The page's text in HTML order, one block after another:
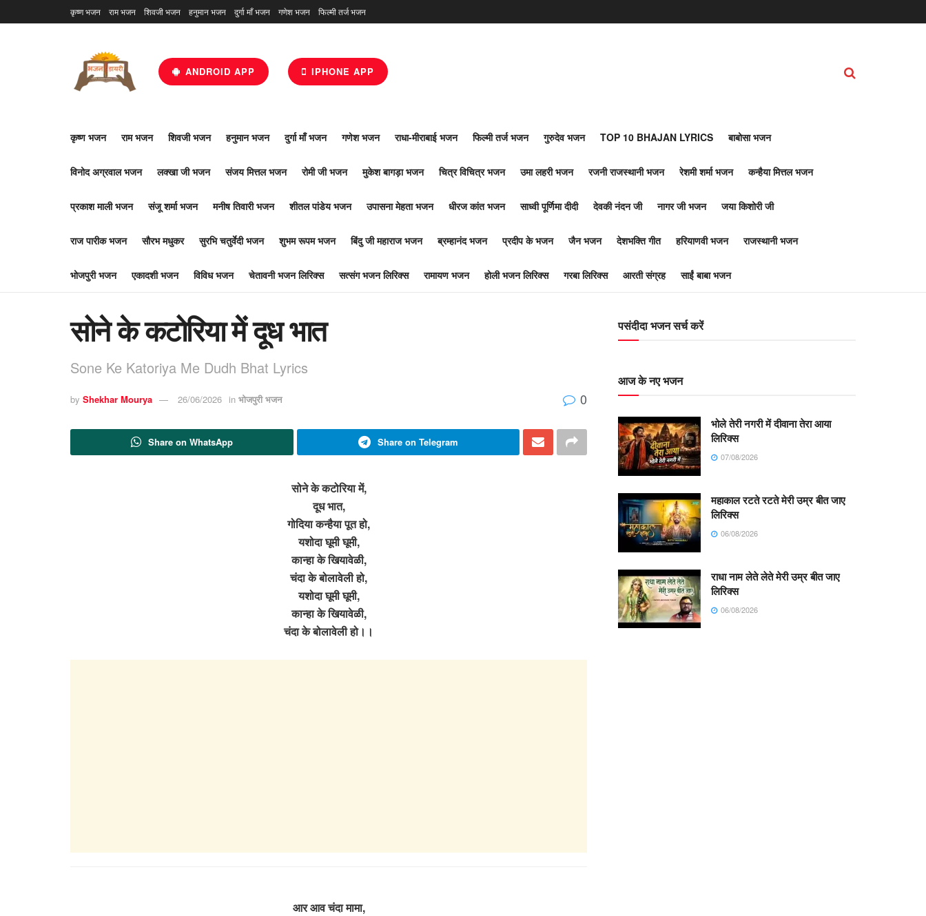
कृष्ण भजन राम भजन शिवजी भजन हनुमान भजन दुर्गा माँ भजन गणेश भजन फिल्मी तर्ज भजन
ANDROID APP IPHONE APP
कृष्ण भजन राम भजन शिवजी भजन हनुमान भजन दुर्गा माँ भजन गणेश भजन राधा-मीराबाई भजन फिल्मी तर्ज भजन गुरुदेव भजन TOP 10 BHAJAN LYRICS बाबोसा भजन
विनोद अग्रवाल भजन लक्खा जी भजन संजय मित्तल भजन रोमी जी भजन मुकेश बागड़ा भजन चित्र विचित्र भजन उमा लहरी भजन रजनी राजस्थानी भजन रेशमी शर्मा भजन कन्हैया मित्तल भजन
प्रकाश माली भजन संजू शर्मा भजन मनीष तिवारी भजन शीतल पांडेय भजन उपासना मेहता भजन धीरज कांत भजन साध्वी पूर्णिमा दीदी देवकी नंदन जी नागर जी भजन जया किशोरी जी
राज पारीक भजन सौरभ मधुकर सुरभि चतुर्वेदी भजन शुभम रूपम भजन बिंदु जी महाराज भजन ब्रम्हानंद भजन प्रदीप के भजन जैन भजन देशभक्ति गीत हरियाणवी भजन राजस्थानी भजन
भोजपुरी भजन एकादशी भजन विविध भजन चेतावनी भजन लिरिक्स सत्संग भजन लिरिक्स रामायण भजन होली भजन लिरिक्स गरबा लिरिक्स आरती संग्रह साईं बाबा भजन
सोने के कटोरिया में दूध भात
Sone Ke Katoriya Me Dudh Bhat Lyrics
by Shekhar Mourya 26/06/2026 in भोजपुरी भजन 0
Share on WhatsApp Share on Telegram
सोने के कटोरिया में,
दूध भात,
गोदिया कन्हैया पूत हो,
यशोदा घूमी घूमी,
कान्हा के खियावेळी,
चंदा के बोलावेली हो,
यशोदा घूमी घूमी,
कान्हा के खियावेळी,
चंदा के बोलावेली हो।।
आर आव चंदा मामा,
पसंदीदा भजन सर्च करें
आज के नए भजन
भोले तेरी नगरी में दीवाना तेरा आया
लिरिक्स
07/08/2026
महाकाल रटते रटते मेरी उम्र बीत जाए
लिरिक्स
06/08/2026
राधा नाम लेते लेते मेरी उम्र बीत जाए
लिरिक्स
06/08/2026